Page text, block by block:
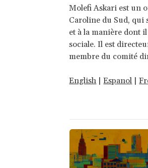
Molefi Askari est un
Caroline du Sud, qui
et à la manière dont
sociale. Il est
membre du comité
English |Espanol |